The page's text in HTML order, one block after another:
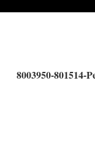
8003950-801514-